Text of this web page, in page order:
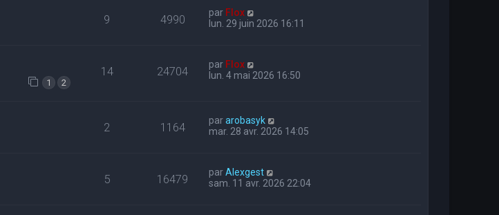
9 4990 par Flox
lun. 29 juin 2026 16:11
1 2
14 24704 par Flox
lun. 4 mai 2026 16:50
2 1164 pararobasyk
mar. 28 avr. 2026 14:05
5 16479 parAlexgest
sam. 11 avr. 2026 22:04